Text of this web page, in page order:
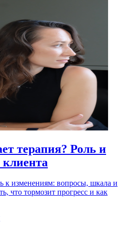
терапия? Роль и
клиента
к изменениям: вопросы, шкала и
что тормозит прогресс и как